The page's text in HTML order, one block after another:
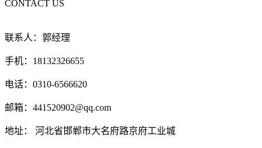
CONTACT US
联系人：郭经理
手机：18132326655
电话：0310-6566620
邮箱：441520902@qq.com
地址： 河北省邯郸市大名府路京府工业城